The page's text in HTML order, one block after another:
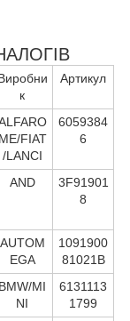
к
Артикул
ME/FIAT
/LANCI
6059384
6
AND
3F91901
8
AUTOM
EGA
1091900
81021B
BMW/MI
NI
6131113
1799